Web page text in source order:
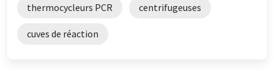
thermocycleurs PCR centrifugeuses
cuves de réaction